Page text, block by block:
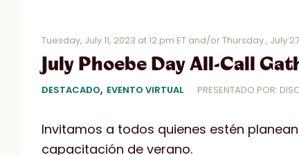
Tuesday, July 11, 2023 at 12 pm ET and/or Thursday., July
July Phoebe Day All-Call
DESTACADO, EVENTO VIRTUAL PRESENTADO POR:
Invitamos a todos quienes estén
capacitación de verano.